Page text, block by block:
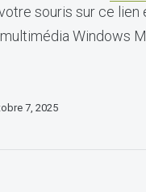
souris sur ce
Windows
7, 2025